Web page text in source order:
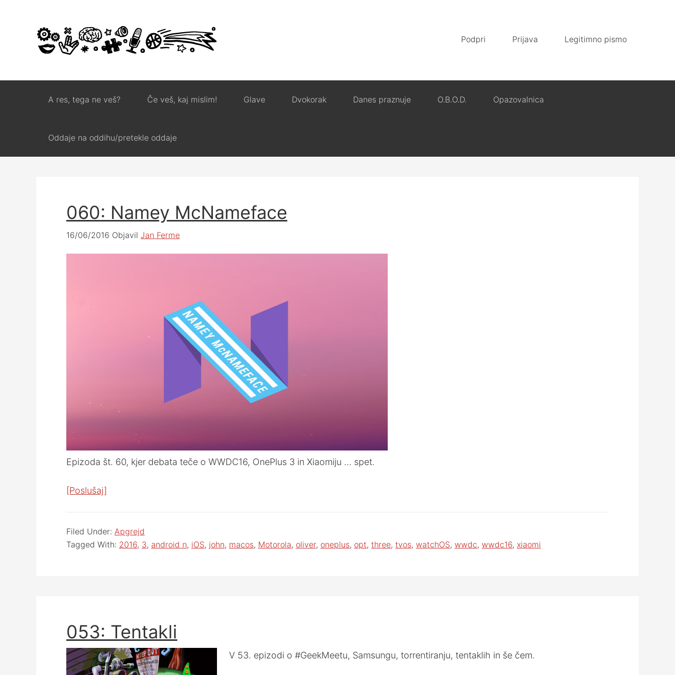
Podpri Prijava Legitimno pismo
A res, tega ne veš? Če veš, kaj mislim! Glave Dvokorak Danes praznuje O.B.O.D. Opazovalnica
Oddaje na oddihu/pretekle oddaje
060: Namey McNameface
16/06/2016 Objavil Jan Ferme
Epizoda št. 60, kjer debata teče o WWDC16, OnePlus 3 in Xiaomiju … spet.
[Poslušaj]
Filed Under: Apgrejd
Tagged With: 2016, 3, android n, iOS, john, macos, Motorola, oliver, oneplus, opt, three, tvos, watchOS, wwdc, wwdc16, xiaomi
053: Tentakli
V 53. epizodi o #GeekMeetu, Samsungu, torrentiranju, tentaklih in še čem.